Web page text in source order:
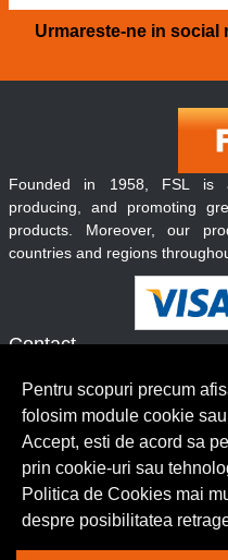
Urmareste-ne in social
Contact
Servicii clienti
Founded in 1958, FSL is
producing, and promoting
products. Moreover, our
countries and regions
© Copyright 2026
Pentru scopuri precum
folosim module cookie
Accept, esti de acord sa
prin cookie-uri sau
Politica de Cookies mai
despre posibilitatea